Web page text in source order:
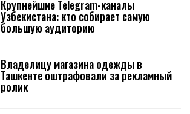
Крупнейшие Telegram-каналы
Узбекистана: кто собирает самую
большую аудиторию
Владелицу магазина одежды в
Ташкенте оштрафовали за рекламный
ролик